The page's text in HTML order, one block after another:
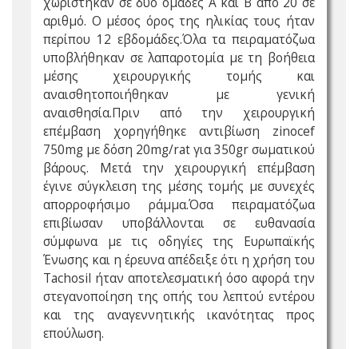
αριθμό. Ο μέσος όρος της ηλικίας τους ήταν
περίπου 12 εβδομάδες.Όλα τα πειραματόζωα
υποβλήθηκαν σε λαπαροτομία με τη βοήθεια
μέσης χειρουργικής τομής και
αναισθητοποιήθηκαν με γενική
αναισθησία.Πριν από την χειρουργική
επέμβαση χορηγήθηκε αντιβίωση zinocef
750mg με δόση 20mg/rat για 350gr σωματικού
βάρους. Μετά την χειρουργική επέμβαση
έγινε σύγκλειση της μέσης τομής με συνεχές
απορροφήσιμο ράμμα.Όσα πειραματόζωα
επιβίωσαν υποβάλλονται σε ευθανασία
σύμφωνα με τις οδηγίες της Ευρωπαϊκής
Ένωσης και η έρευνα απέδειξε ότι η χρήση του
Tachosil ήταν αποτελεσματική όσο αφορά την
στεγανοποίηση της οπής του λεπτού εντέρου
και της αναγεννητικής ικανότητας προς
επούλωση.